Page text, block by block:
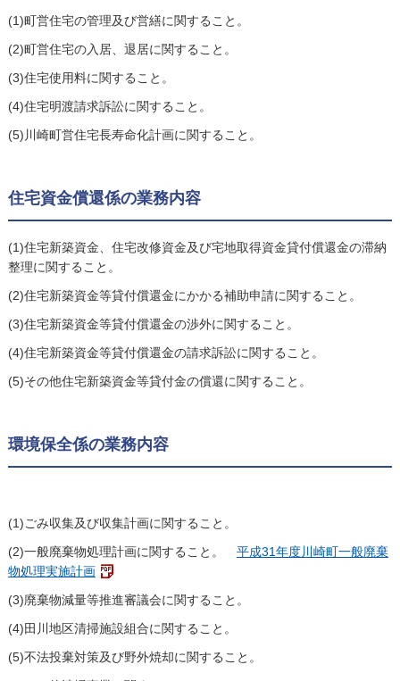
(1)町営住宅の管理及び営繕に関すること。
(2)町営住宅の入居、退居に関すること。
(3)住宅使用料に関すること。
(4)住宅明渡請求訴訟に関すること。
(5)川崎町営住宅長寿命化計画に関すること。
住宅資金償還係の業務内容
(1)住宅新築資金、住宅改修資金及び宅地取得資金貸付償還金の滞納
整理に関すること。
(2)住宅新築資金等貸付償還金にかかる補助申請に関すること。
(3)住宅新築資金等貸付償還金の渉外に関すること。
(4)住宅新築資金等貸付償還金の請求訴訟に関すること。
(5)その他住宅新築資金等貸付金の償還に関すること。
環境保全係の業務内容
(1)ごみ収集及び収集計画に関すること。
(2)一般廃棄物処理計画に関すること。 平成31年度川崎町一般廃棄
物処理実施計画
(3)廃棄物減量等推進審議会に関すること。
(4)田川地区清掃施設組合に関すること。
(5)不法投棄対策及び野外焼却に関すること。